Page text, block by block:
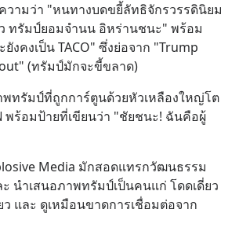
ามว่า "หนทางบดขยี้ลัทธิจักรวรรดินิยม
ทรัมป์ยอมจำนน อิหร่านชนะ" พร้อม
งคงเป็น TACO" ซึ่งย่อจาก "Trump
(ทรัมป์มักจะขี้ขลาด)
ทรัมป์ที่ถูกการ์ตูนด้วยหัวเหลืองใหญ่โต
พร้อมป้ายที่เขียนว่า "ชัยชนะ! ฉันคือผู้
Media มักสอดแทรกวัฒนธรรม
นำเสนอภาพทรัมป์เป็นคนแก่ โดดเดี่ยว
และ ดูเหมือนขาดการเชื่อมต่อจาก